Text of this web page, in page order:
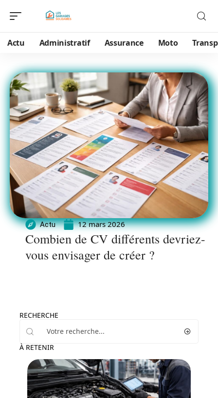
Actu Administratif Assurance Moto
Actu 12 mars 2026
Combien de CV différents devriez-
vous envisager de créer ?
RECHERCHE
À RETENIR